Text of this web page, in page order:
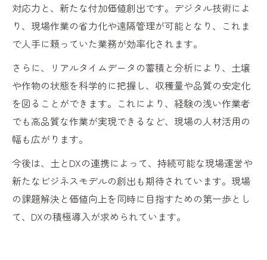
対応力と、新たな付加価値創出です。デジタル技術によ
り、現場作業の省力化や遠隔管理が可能となり、これま
で人手に頼っていた業務が効率化されます。
さらに、リアルタイムデータの蓄積と分析により、土壌
や作物の状態を科学的に把握し、収穫量や品質の安定化
を図ることができます。これにより、経験の浅い作業者
でも高品質な作業が実現できるなど、現場の人材活用の
幅も広がります。
今後は、土とDXの連携によって、持続可能な現場運営や
新たなビジネスモデルの創出も期待されています。現場
の課題解決と価値向上を同時に目指すための第一歩とし
て、DXの積極導入が求められています。